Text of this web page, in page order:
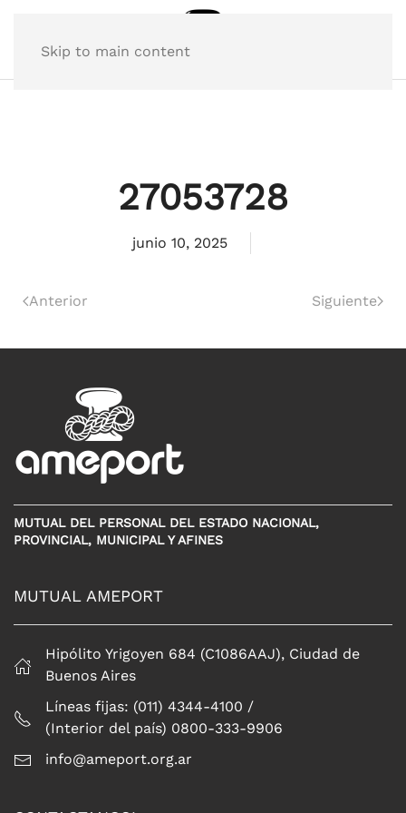
Skip to main content
27053728
junio 10, 2025
Anterior Siguiente
MUTUAL DEL PERSONAL DEL ESTADO NACIONAL,
PROVINCIAL, MUNICIPAL Y AFINES
MUTUAL AMEPORT
Hipólito Yrigoyen 684 (C1086AAJ), Ciudad de
Buenos Aires
Líneas fijas: (011) 4344-4100 /
(Interior del país) 0800-333-9906
info@ameport.org.ar